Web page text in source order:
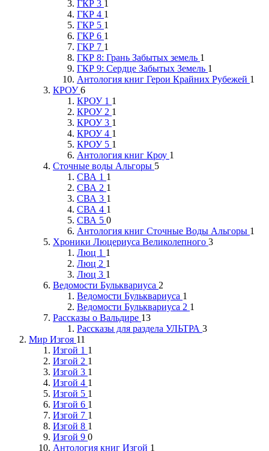
ГКР 3 1
ГКР 4 1
ГКР 5 1
ГКР 6 1
ГКР 7 1
ГКР 8: Грань Забытых земель 1
ГКР 9: Сердце Забытых Земель 1
Антология книг Герои Крайних Рубежей 1
КРОУ6
КРОУ 1 1
КРОУ 2 1
КРОУ 3 1
КРОУ 4 1
КРОУ 5 1
Антология книг Кроу 1
Сточные воды Альгоры 5
СВА 1 1
СВА 2 1
СВА 3 1
СВА 4 1
СВА 5 0
Антология книг Сточные Воды Альгоры 1
Хроники Люцериуса Великолепного 3
Люц 1 1
Люц 2 1
Люц 3 1
Ведомости Бульквариуса 2
Ведомости Бульквариуса 1
Ведомости Бульквариуса 2 1
Рассказы о Вальдире 13
Рассказы для раздела УЛЬТРА 3
Мир Изгоя 11
Изгой 1 1
Изгой 2 1
Изгой 3 1
Изгой 4 1
Изгой 5 1
Изгой 6 1
Изгой 7 1
Изгой 8 1
Изгой 9 0
Антология книг Изгой 1